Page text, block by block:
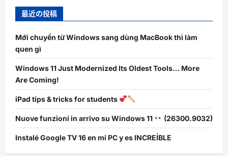
最近の投稿
Mới chuyển từ Windows sang dùng MacBook thì làm
quen gì
Windows 11 Just Modernized Its Oldest Tools… More
Are Coming!
iPad tips & tricks for students
Nuove funzioni in arrivo su Windows 11 (26300.9032)
Instalé Google TV 16 en mi PC y es INCREÍBLE